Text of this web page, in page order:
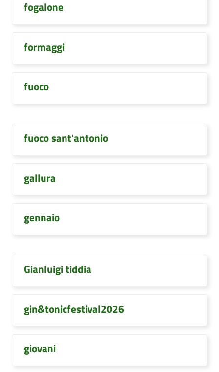
fogalone
formaggi
fuoco
fuoco sant'antonio
gallura
gennaio
Gianluigi tiddia
gin&tonicfestival2026
giovani